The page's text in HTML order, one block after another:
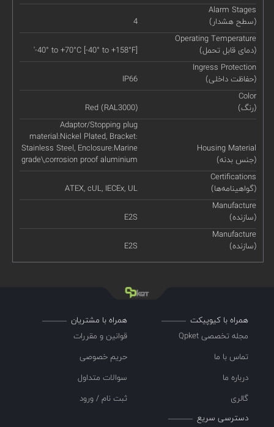
Alarm Stages
(سطح هشدار)
4
Operating Temperature
(دمای قابل تحمل)
'-40° to +70°C [-40° to +158°F]
Ingress Protection
(حفاظت داخلی)
IP66
Color
(رنگ)
Red (RAL3000)
Housing Material
(جنس بدنه)
Adaptor/Stopping plug
material:Nickel Plated, Bracket:
Stainless Steel, Enclosure:Marine
grade\,corrosion proof aluminium
Certifications
(گواهینامه‌ها)
ATEX, cUL, IECEx, UL
Manufacture
(سازنده)
E2S
Manufacture
(سازنده)
E2S
همراه با کیوپیکت
مجله تخصصی Qpket
تماس با ما
درباره ما
گالری
همراه با مشتریان
قوانین و مقررات
حریم خصوصی
سوالات متداول
ثبت نام / ورود
دسترسی سریع